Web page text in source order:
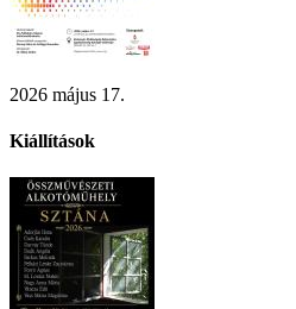
2026 május 17.
Kiállítások